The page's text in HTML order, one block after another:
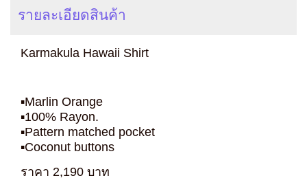
รายละเอียดสินค้า
Karmakula Hawaii Shirt
▪️Marlin Orange
▪️100% Rayon.
▪️Pattern matched pocket
▪️Coconut buttons
ราคา 2,190 บาท